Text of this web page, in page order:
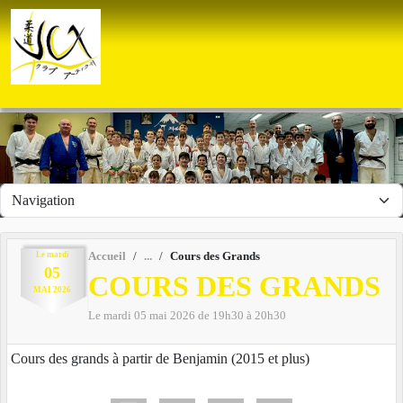
Le mardi
05
MAI 2026
Accueil Cours des Grands
COURS DES GRANDS
Le mardi 05 mai 2026 de 19h30 à 20h30
Cours des grands à partir de Benjamin (2015 et plus)
Panneau de gestion des cookies